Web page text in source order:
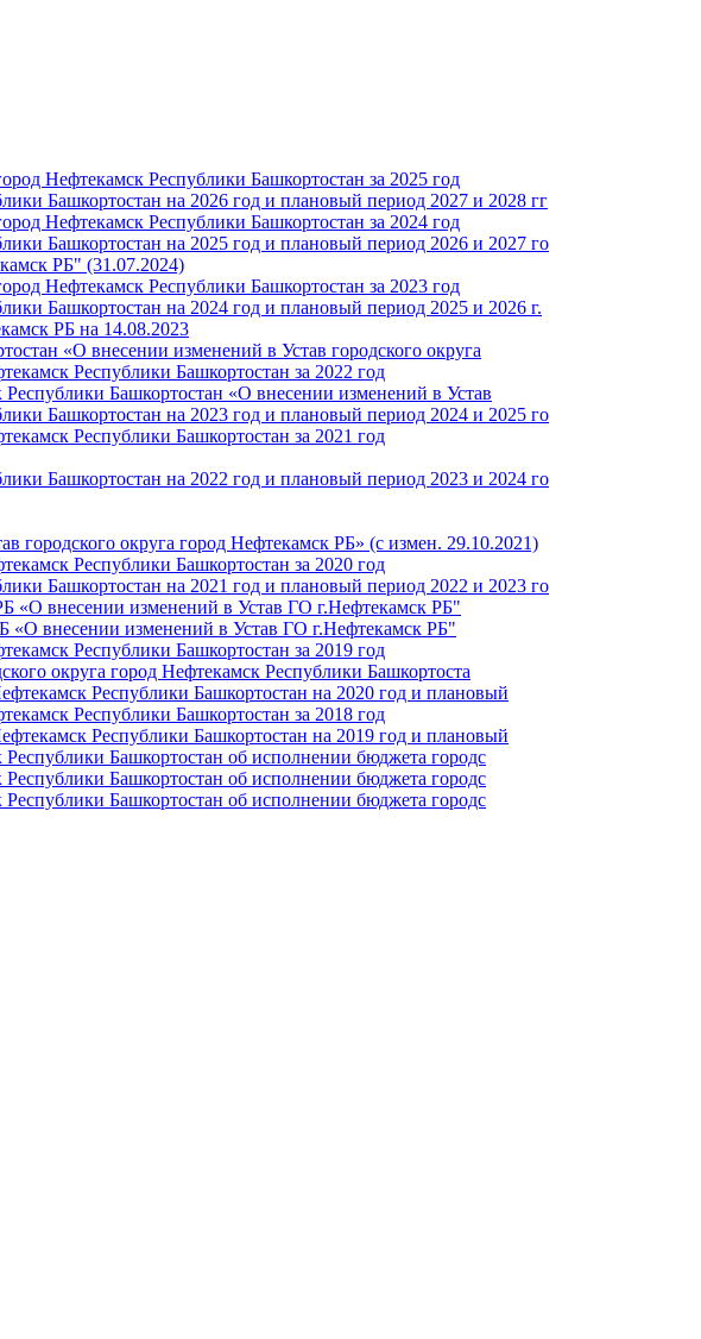
Нефтекамск Республики Башкортостан за 2025 год
Башкортостан на 2026 год и плановый период 2027 и 2028 гг
Нефтекамск Республики Башкортостан за 2024 год
Башкортостан на 2025 год и плановый период 2026 и 2027 го
РБ" (31.07.2024)
Нефтекамск Республики Башкортостан за 2023 год
Башкортостан на 2024 год и плановый период 2025 и 2026 г.
РБ на 14.08.2023
«О внесении изменений в Устав городского округа
Республики Башкортостан за 2022 год
Башкортостан «О внесении изменений в Устав
Башкортостан на 2023 год и плановый период 2024 и 2025 го
Республики Башкортостан за 2021 год
Башкортостан на 2022 год и плановый период 2023 и 2024 го
округа город Нефтекамск РБ» (с измен. 29.10.2021)
Республики Башкортостан за 2020 год
Башкортостан на 2021 год и плановый период 2022 и 2023 го
«О внесении изменений в Устав ГО г.Нефтекамск РБ"
внесении изменений в Устав ГО г.Нефтекамск РБ"
Республики Башкортостан за 2019 год
округа город Нефтекамск Республики Башкортоста
Республики Башкортостан на 2020 год и плановый
Республики Башкортостан за 2018 год
Республики Башкортостан на 2019 год и плановый
Башкортостан об исполнении бюджета городс
Башкортостан об исполнении бюджета городс
Башкортостан об исполнении бюджета городс